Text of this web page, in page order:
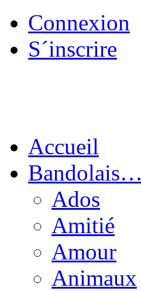
Connexion
S´inscrire
Accueil
Bandolais…
Ados
Amitié
Amour
Animaux